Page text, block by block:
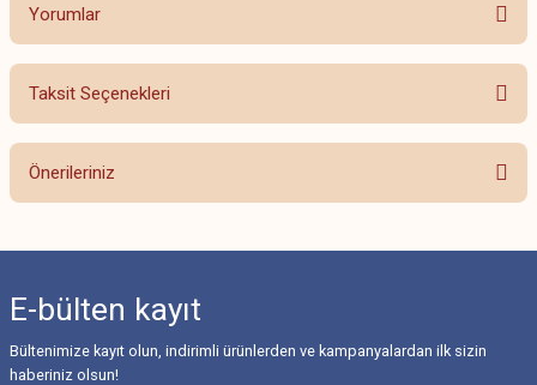
Yorumlar
Bu ürüne ilk yorumu siz yapın!
Taksit Seçenekleri
Önerileriniz
Görüş ve önerileriniz için teşekkür ederiz.
Ürün resmi kalitesiz, bozuk veya görüntülenemiyor.
E-bülten kayıt
Bültenimize kayıt olun, indirimli ürünlerden ve kampanyalardan ilk sizin
haberiniz olsun!